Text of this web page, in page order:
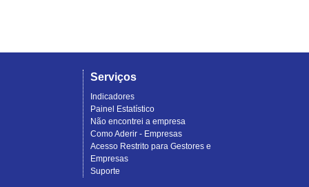
Serviços
Indicadores
Painel Estatístico
Não encontrei a empresa
Como Aderir - Empresas
Acesso Restrito para Gestores e
Empresas
Suporte